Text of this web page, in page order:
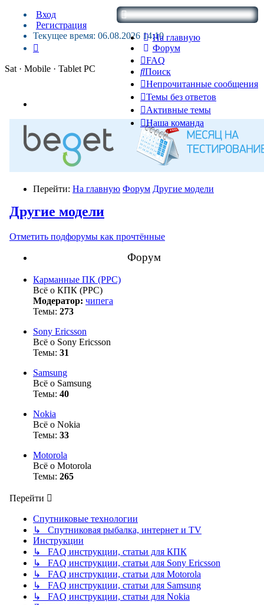
На главную
Форум
FAQ
Поиск
Непрочитанные сообщения
Темы без ответов
Активные темы
Наша команда
Вход
Регистрация
Текущее время: 06.08.2026 14:10
Sat · Mobile · Tablet PC
Перейти: На главную Форум Другие модели
Другие модели
Отметить подфорумы как прочтённые
Форум
Карманные ПК (PPC)
Всё о КПК (PPC)
Модератор: чипега
Темы: 273
Sony Ericsson
Всё о Sony Ericsson
Темы: 31
Samsung
Всё о Samsung
Темы: 40
Nokia
Всё о Nokia
Темы: 33
Motorola
Всё о Motorola
Темы: 265
Перейти
Спутниковые технологии
↳ Спутниковая рыбалка, интернет и TV
Инструкции
↳ FAQ инструкции, статьи для КПК
↳ FAQ инструкции, статьи для Sony Ericsson
↳ FAQ инструкции, статьи для Motorola
↳ FAQ инструкции, статьи для Samsung
↳ FAQ инструкции, статьи для Nokia